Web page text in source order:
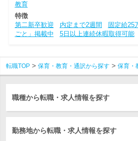
教育
特徴
第二新卒歓迎
内定まで2週間 固定給25
ごと」掲載中
5日以上連続休暇取得可能
転職TOP 保育・教育・通訳から探す 保育・
職種から転職・求人情報を探す
勤務地から転職・求人情報を探す